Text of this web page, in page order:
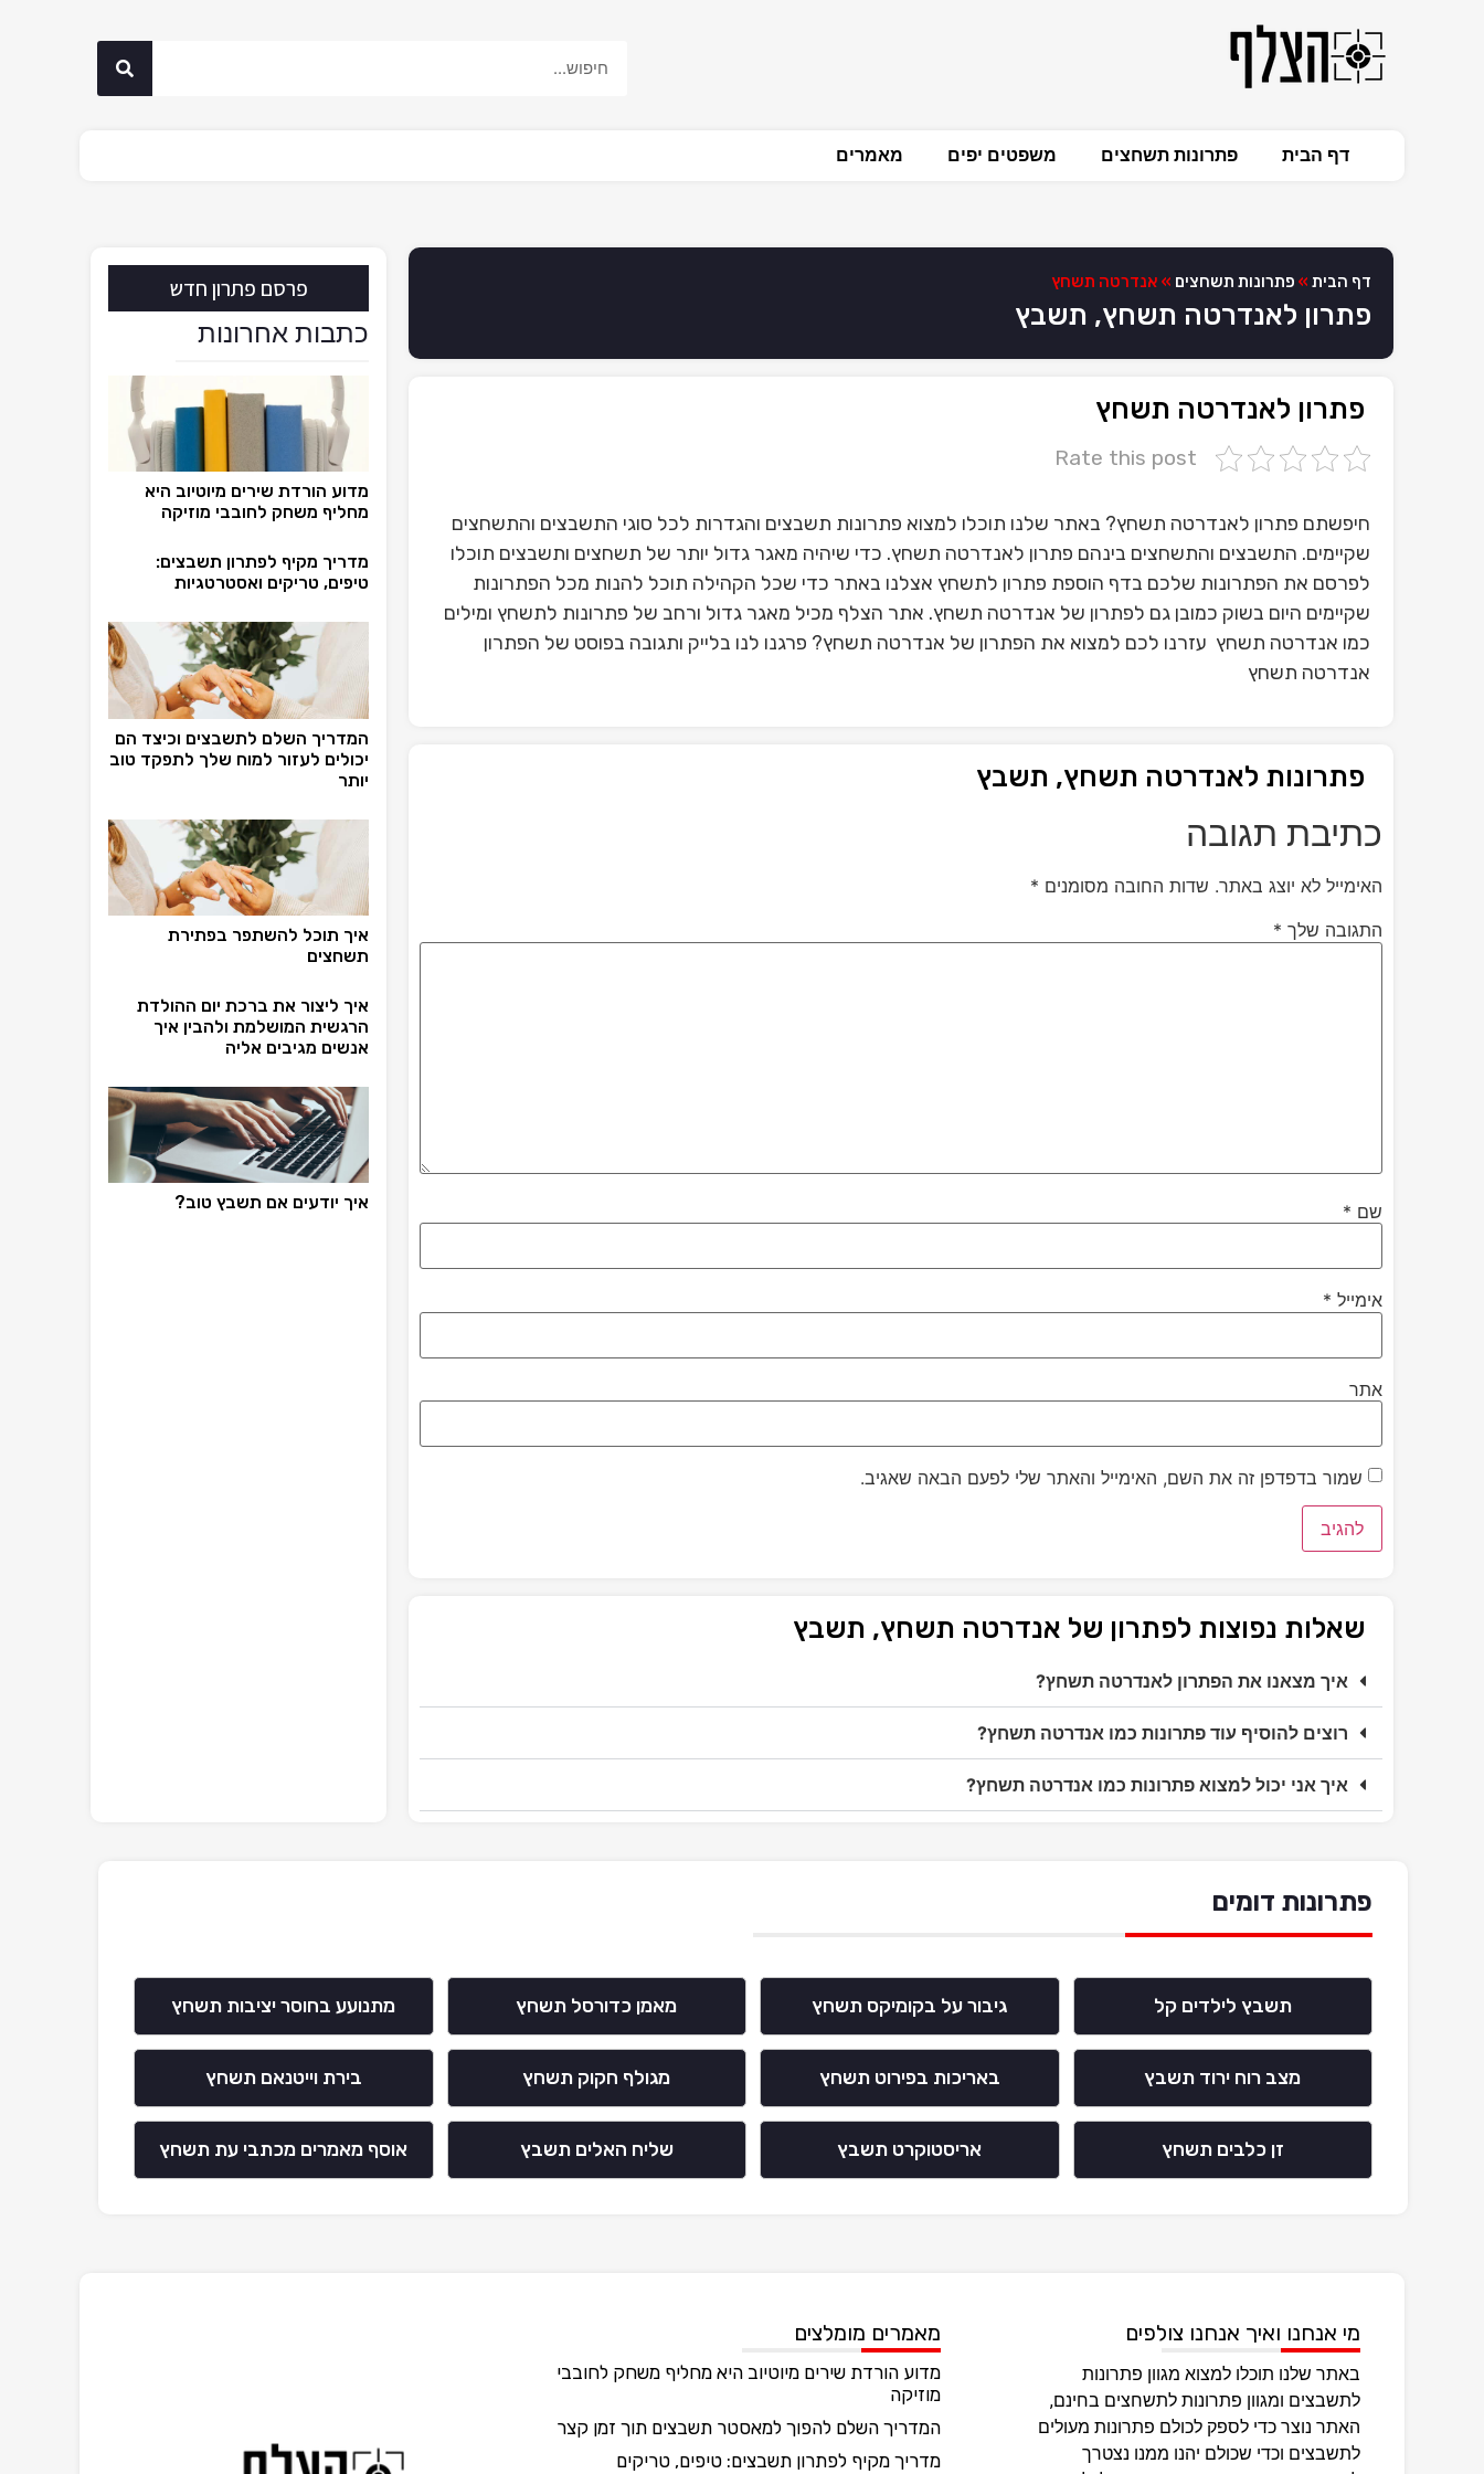
דף הבית פתרונות תשחצים משפטים יפים מאמרים
דף הבית » פתרונות תשחצים » אנדרטה תשחץ
פתרון לאנדרטה תשחץ, תשבץ
פתרון לאנדרטה תשחץ
Rate this post
חיפשתם פתרון לאנדרטה תשחץ? באתר שלנו תוכלו למצוא פתרונות תשבצים והגדרות לכל סוגי התשבצים והתשחצים
שקיימים. התשבצים והתשחצים בינהם פתרון לאנדרטה תשחץ. כדי שיהיה מאגר גדול יותר של תשחצים ותשבצים תוכלו
לפרסם את הפתרונות שלכם בדף הוספת פתרון לתשחץ אצלנו באתר כדי שכל הקהילה תוכל להנות מכל הפתרונות
שקיימים היום בשוק כמובן גם לפתרון של אנדרטה תשחץ. אתר הצלף מכיל מאגר גדול ורחב של פתרונות לתשחץ ומילים
כמו אנדרטה תשחץ עזרנו לכם למצוא את הפתרון של אנדרטה תשחץ? פרגנו לנו בלייק ותגובה בפוסט של הפתרון
אנדרטה תשחץ
פתרונות לאנדרטה תשחץ, תשבץ
כתיבת תגובה
האימייל לא יוצג באתר. שדות החובה מסומנים *
התגובה שלך *
שם *
אימייל *
אתר
שמור בדפדפן זה את השם, האימייל והאתר שלי לפעם הבאה שאגיב.
שאלות נפוצות לפתרון של אנדרטה תשחץ, תשבץ
איך מצאנו את הפתרון לאנדרטה תשחץ?
רוצים להוסיף עוד פתרונות כמו אנדרטה תשחץ?
איך אני יכול למצוא פתרונות כמו אנדרטה תשחץ?
פרסם פתרון חדש
כתבות אחרונות
מדוע הורדת שירים מיוטיוב היא
מחליף משחק לחובבי מוזיקה
מדריך מקיף לפתרון תשבצים:
טיפים, טריקים ואסטרטגיות
המדריך השלם לתשבצים וכיצד הם
יכולים לעזור למוח שלך לתפקד טוב
יותר
איך תוכל להשתפר בפתירת
תשחצים
איך ליצור את ברכת יום ההולדת
הרגשית המושלמת ולהבין איך
אנשים מגיבים אליה
איך יודעים אם תשבץ טוב?
פתרונות דומים
תשבץ לילדים קל גיבור על בקומיקס תשחץ מאמן כדורסל תשחץ מתנועע בחוסר יציבות תשחץ
מצב רוח ירוד תשבץ באריכות בפירוט תשחץ מגולף חקוק תשחץ בירת וייטנאם תשחץ
זן כלבים תשחץ אריסטוקרט תשבץ שליח האלים תשבץ אוסף מאמרים מכתבי עת תשחץ
מי אנחנו ואיך אנחנו צולפים
באתר שלנו תוכלו למצוא מגוון פתרונות
לתשבצים ומגוון פתרונות לתשחצים בחינם,
האתר נוצר כדי לספק לכולם פתרונות מעולים
לתשבצים וכדי שכולם יהנו ממנו נצטרך
מאמרים מומלצים
מדוע הורדת שירים מיוטיוב היא מחליף משחק לחובבי
מוזיקה
המדריך השלם להפוך למאסטר תשבצים תוך זמן קצר
מדריך מקיף לפתרון תשבצים: טיפים, טריקים